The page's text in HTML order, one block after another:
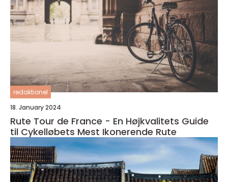
redaktionel
18. January 2024
Rute Tour de France - En Højkvalitets Guide
til Cykelløbets Mest Ikonerende Rute